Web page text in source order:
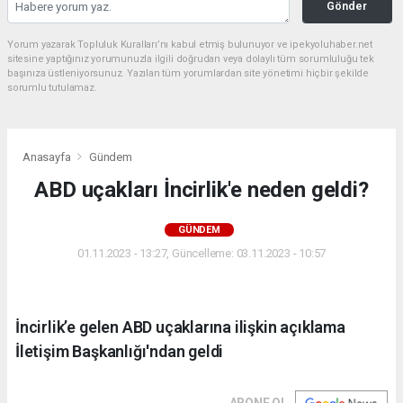
Gönder
Yorum yazarak Topluluk Kuralları’nı kabul etmiş bulunuyor ve ipekyoluhaber.net
sitesine yaptığınız yorumunuzla ilgili doğrudan veya dolaylı tüm sorumluluğu tek
başınıza üstleniyorsunuz. Yazılan tüm yorumlardan site yönetimi hiçbir şekilde
sorumlu tutulamaz.
Anasayfa Gündem
ABD uçakları İncirlik'e neden geldi?
GÜNDEM
01.11.2023 - 13:27, Güncelleme: 03.11.2023 - 10:57
İncirlik’e gelen ABD uçaklarına ilişkin açıklama
İletişim Başkanlığı'ndan geldi